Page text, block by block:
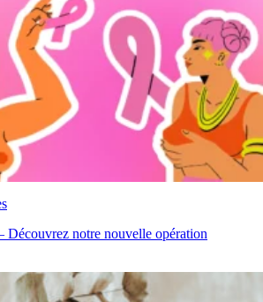
Découvrez notre nouvelle opération